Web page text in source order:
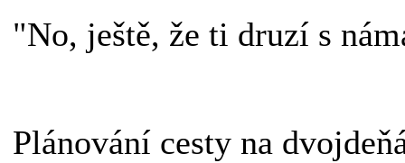
"No, ještě, že ti druzí s
Plánování cesty na